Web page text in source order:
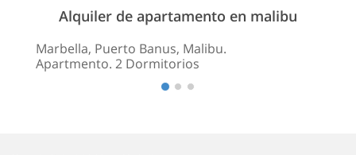
Alquiler de apartamento en malibu
Marbella, Puerto Banus, Malibu.
Apartmento. 2 Dormitorios